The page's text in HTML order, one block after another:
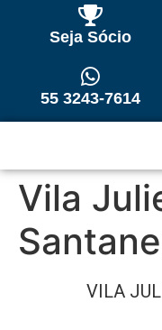
Seja Sócio
55 3243-7614
Vila
VILA